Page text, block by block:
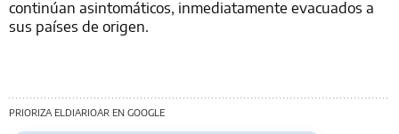
continúan asintomáticos, inmediatamente evacuados a
sus países de origen.
PRIORIZA ELDIARIOAR EN GOOGLE